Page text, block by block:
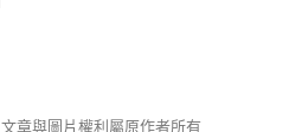
文章與圖片權利屬原作者所有